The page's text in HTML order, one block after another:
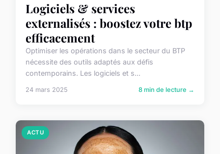
Logiciels & services
externalisés : boostez votre btp
efficacement
Optimiser les opérations dans le secteur du BTP
nécessite des outils adaptés aux défis
contemporains. Les logiciels et s...
24 mars 2025 8 min de lecture →
ACTU